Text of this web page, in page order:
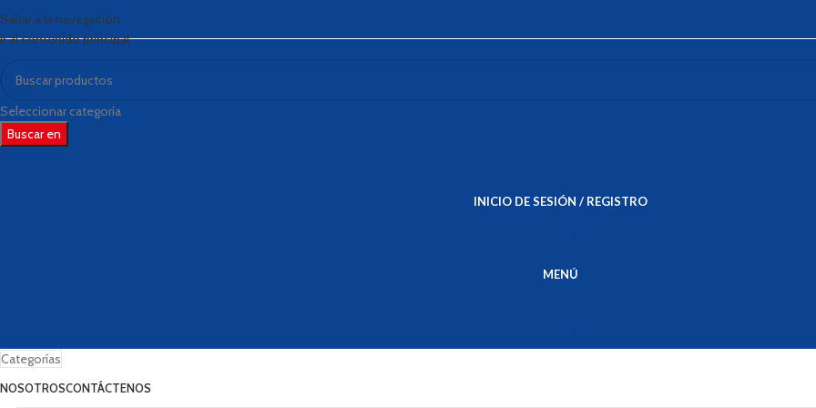
Saltar a la navegación
Ir al contenido principal
Seleccionar categoría
Buscar en
INICIO DE SESIÓN / REGISTRO
MENÚ
Categorías
NOSOTROSCONTÁCTENOS